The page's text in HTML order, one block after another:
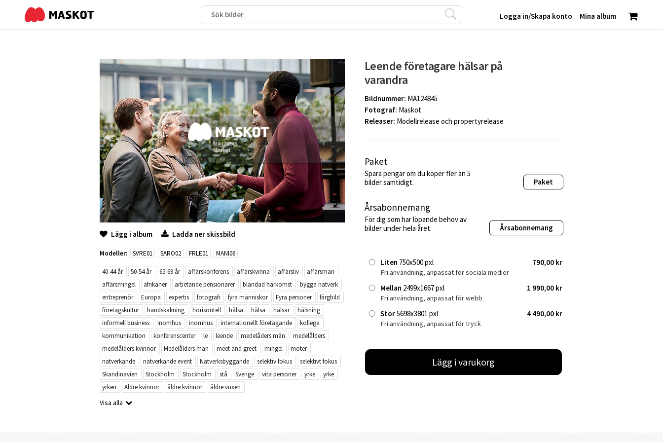
Mina album
Logga in/Skapa konto
Lägg i album Ladda ner skissbild
Modeller: SVRE01 SARO02 FRLE01 MANI06
40-44 år 50-54 år 65-69 år affärskonferens affärskvinna affärsliv
affärsman
affärsmingel
afrikaner arbetande pensionärer blandad härkomst
bygga nätverk
entreprenör
Europa expertis fotografi fyra människor Fyra personer
färgbild
företagskultur
handskakning horisontell hälsa hälsa hälsar
hälsning
informell business
Inomhus inomhus internationellt företagande
kollega
kommunikation
konferenscenter le leende medelåders män
medelålders
medelålders kvinnor
Medelålders män meet and greet mingel
möter
nätverkande
nätverkande event Nätverksbyggande selektiv fokus
selektivt fokus
Skandinavien
Stockholm Stockholm stå Sverige vita personer yrke
yrke
yrken
Äldre kvinnor äldre kvinnor äldre vuxen
Visa alla
Leende företagare hälsar på
varandra
Bildnummer: MA124845
Fotograf: Maskot
Releaser: Modellrelease och propertyrelease
Paket
Spara pengar om du köper fler än 5
bilder samtidigt.
Paket
Årsabonnemang
För dig som har löpande behov av
bilder under hela året.
Årsabonnemang
Liten 750x500 pxl 790,00 kr
Fri användning, anpassat för sociala medier
Mellan 2499x1667 pxl 1 990,00 kr
Fri användning, anpassat för webb
Stor5698x3801 pxl 4 490,00 kr
Fri användning, anpassat för tryck
Lägg i varukorg